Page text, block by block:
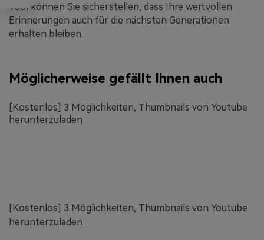
Tool können Sie sicherstellen, dass Ihre wertvollen
Erinnerungen auch für die nächsten Generationen
erhalten bleiben.
Möglicherweise gefällt Ihnen auch
[Kostenlos] 3 Möglichkeiten, Thumbnails von Youtube
herunterzuladen
[Kostenlos] 3 Möglichkeiten, Thumbnails von Youtube
herunterzuladen